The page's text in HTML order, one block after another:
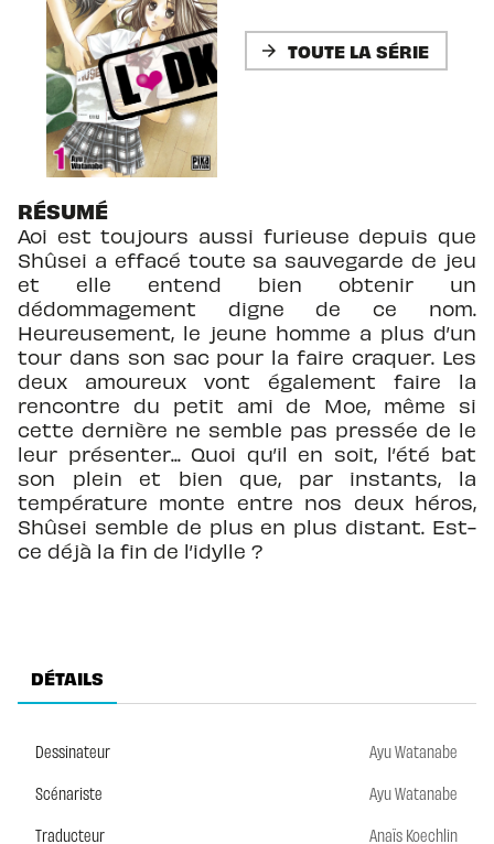
arrow_forward TOUTE LA SÉRIE
RÉSUMÉ
Aoi est toujours aussi furieuse depuis que
Shûsei a effacé toute sa sauvegarde de jeu
et elle entend bien obtenir un
dédommagement digne de ce nom.
Heureusement, le jeune homme a plus d’un
tour dans son sac pour la faire craquer. Les
deux amoureux vont également faire la
rencontre du petit ami de Moe, même si
cette dernière ne semble pas pressée de le
leur présenter... Quoi qu’il en soit, l’été bat
son plein et bien que, par instants, la
température monte entre nos deux héros,
Shûsei semble de plus en plus distant. Est-
ce déjà la fin de l’idylle ?
DÉTAILS
Dessinateur
Ayu Watanabe
Scénariste
Ayu Watanabe
Traducteur
Anaïs Koechlin